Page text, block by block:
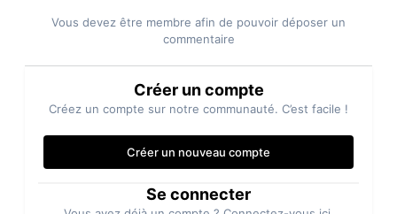
Vous devez être membre afin de pouvoir déposer un
commentaire
Créer un compte
Créez un compte sur notre communauté. C’est facile !
Créer un nouveau compte
Se connecter